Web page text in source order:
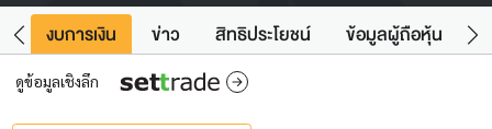
งบการเงิน ข่าว สิทธิประโยชน์ ข้อมูลผู้ถือหุ้น
ดูข้อมูลเชิงลึก